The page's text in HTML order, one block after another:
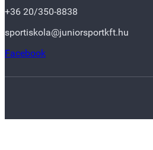
+36 20/350-8838
sportiskola@juniorsportkft.hu
Facebook